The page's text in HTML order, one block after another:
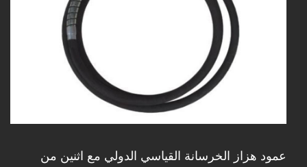
عمود هزاز الخرسانة القياسي الدولي مع اثنين من